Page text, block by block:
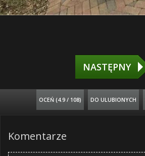
NASTĘPNY
OCEŃ (4.9 / 108) DO ULUBIONYCH
Komentarze